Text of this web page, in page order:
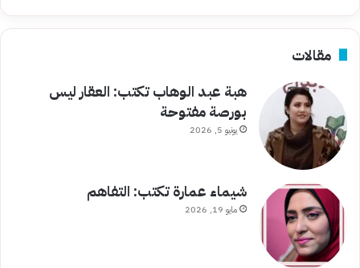
مقالات
هبة عبد الوهاب تكتب: العقار ليس
بورصة مفتوحة
يونيو 5, 2026
شيماء عمارة تكتب: التفاهم
مايو 19, 2026